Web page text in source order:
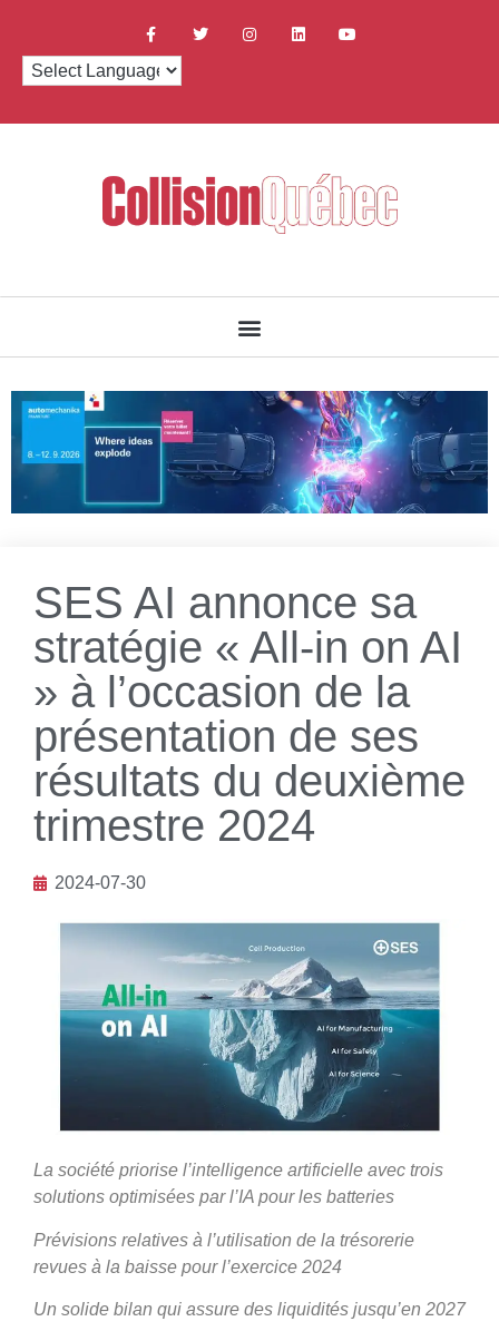
SES AI annonce sa
stratégie « All-in on AI
» à l’occasion de la
présentation de ses
résultats du deuxième
trimestre 2024
2024-07-30
La société priorise l’intelligence artificielle avec trois
solutions optimisées par l’IA pour les batteries
Prévisions relatives à l’utilisation de la trésorerie
revues à la baisse pour l’exercice 2024
Un solide bilan qui assure des liquidités jusqu’en 2027